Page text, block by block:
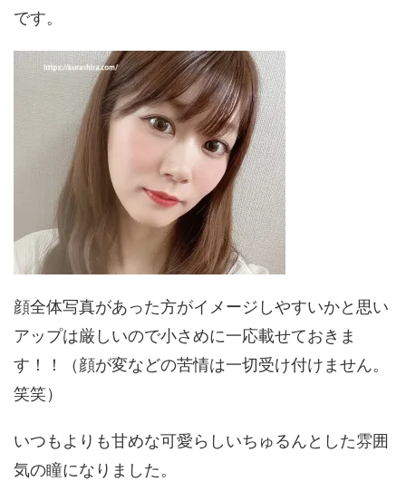
です。
顔全体写真があった方がイメージしやすいかと思い
アップは厳しいので小さめに一応載せておきま
す！！（顔が変などの苦情は一切受け付けません。
笑笑）
いつもよりも甘めな可愛らしいちゅるんとした雰囲
気の瞳になりました。